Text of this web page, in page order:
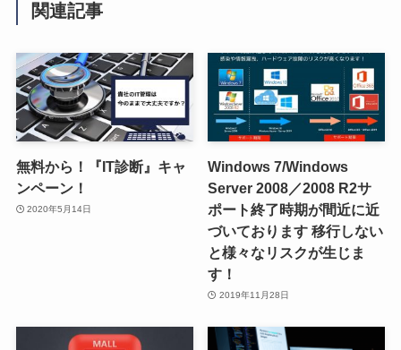
関連記事
無料から！『IT診断』キャ
ンペーン！
2020年5月14日
Windows 7/Windows
Server 2008／2008 R2サ
ポート終了時期が間近に近
づいております 移行しない
と様々なリスクが生じま
す！
2019年11月28日